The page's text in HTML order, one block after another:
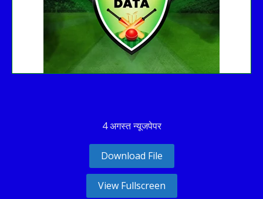
4 अगस्त न्यूजपेपर
Download File
View Fullscreen